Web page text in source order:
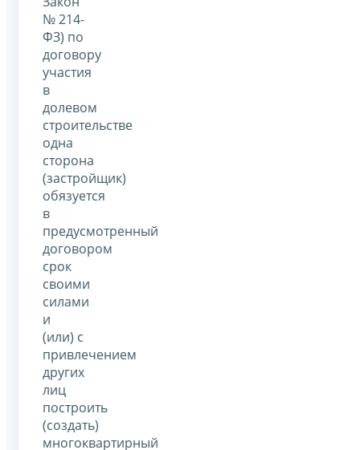
№ 214-
ФЗ) по
договору
участия
в
долевом
строительстве
одна
сторона
(застройщик)
обязуется
в
предусмотренный
договором
срок
своими
силами
и
(или) с
привлечением
других
лиц
построить
(создать)
многоквартирный